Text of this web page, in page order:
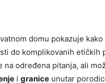
domu pokazuje kako
do komplikovanih etičkih
određena pitanja, ali
i granice unutar